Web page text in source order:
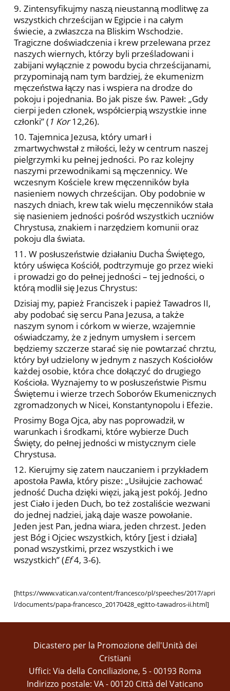
9. Zintensyfikujmy naszą nieustanną modlitwę za
wszystkich chrześcijan w Egipcie i na całym
świecie, a zwłaszcza na Bliskim Wschodzie.
Tragiczne doświadczenia i krew przelewana przez
naszych wiernych, którzy byli prześladowani i
zabijani wyłącznie z powodu bycia chrześcijanami,
przypominają nam tym bardziej, że ekumenizm
męczeństwa łączy nas i wspiera na drodze do
pokoju i pojednania. Bo jak pisze św. Paweł: „Gdy
cierpi jeden członek, współcierpią wszystkie inne
członki” (1 Kor12,26).
10. Tajemnica Jezusa, który umarł i
zmartwychwstał z miłości, leży w centrum naszej
pielgrzymki ku pełnej jedności. Po raz kolejny
naszymi przewodnikami są męczennicy. We
wczesnym Kościele krew męczenników była
nasieniem nowych chrześcijan. Oby podobnie w
naszych dniach, krew tak wielu męczenników stała
się nasieniem jedności pośród wszystkich uczniów
Chrystusa, znakiem i narzędziem komunii oraz
pokoju dla świata.
11. W posłuszeństwie działaniu Ducha Świętego,
który uświęca Kościół, podtrzymuje go przez wieki
i prowadzi go do pełnej jedności – tej jedności, o
którą modlił się Jezus Chrystus:
Dzisiaj my, papież Franciszek i papież Tawadros II,
aby podobać się sercu Pana Jezusa, a także
naszym synom i córkom w wierze, wzajemnie
oświadczamy, że z jednym umysłem i sercem
będziemy szczerze starać się nie powtarzać chrztu,
który był udzielony w jednym z naszych Kościołów
każdej osobie, która chce dołączyć do drugiego
Kościoła. Wyznajemy to w posłuszeństwie Pismu
Świętemu i wierze trzech Soborów Ekumenicznych
zgromadzonych w Nicei, Konstantynopolu i Efezie.
Prosimy Boga Ojca, aby nas poprowadził, w
warunkach i środkami, które wybierze Duch
Święty, do pełnej jedności w mistycznym ciele
Chrystusa.
12. Kierujmy się zatem nauczaniem i przykładem
apostoła Pawła, który pisze: „Usiłujcie zachować
jedność Ducha dzięki więzi, jaką jest pokój. Jedno
jest Ciało i jeden Duch, bo też zostaliście wezwani
do jednej nadziei, jaką daje wasze powołanie.
Jeden jest Pan, jedna wiara, jeden chrzest. Jeden
jest Bóg i Ojciec wszystkich, który [jest i działa]
ponad wszystkimi, przez wszystkich i we
wszystkich” (Ef4, 3-6).
[https://www.vatican.va/content/francesco/pl/speeches/2017/apri
l/documents/papa-francesco_20170428_egitto-tawadros-ii.html]
Dicastero per la Promozione dell'Unità dei
Cristiani
Uffici: Via della Conciliazione, 5 - 00193 Roma
Indirizzo postale: VA - 00120 Città del Vaticano